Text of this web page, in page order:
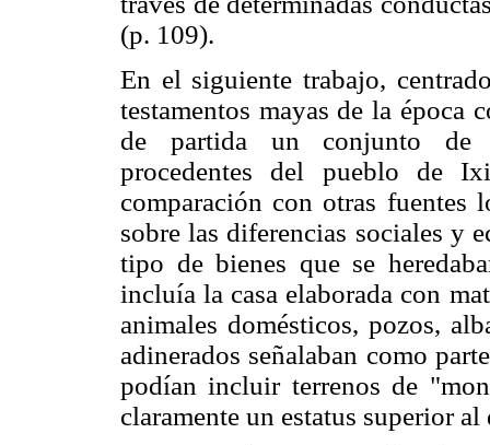
(p. 109).
En el siguiente trabajo,
testamentos mayas de la época
de partida un conjunto de
procedentes del pueblo de
comparación con otras fuentes
sobre las diferencias sociales y
tipo de bienes que se
incluía la casa elaborada con
animales domésticos, pozos,
adinerados señalaban como
podían incluir terrenos de
claramente un estatus superior